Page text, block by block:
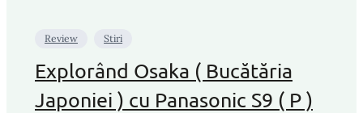
Review Stiri
Explorând Osaka ( Bucătăria
Japoniei ) cu Panasonic S9 ( P )